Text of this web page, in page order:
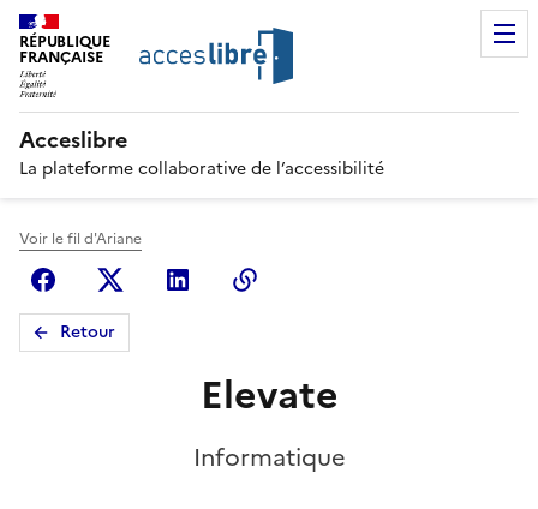
RÉPUBLIQUE
FRANÇAISE
Acceslibre
La plateforme collaborative de l’accessibilité
Voir le fil d'Ariane
FacebookX (anciennement Twitter)
Linkedin
Retour
Elevate
Informatique